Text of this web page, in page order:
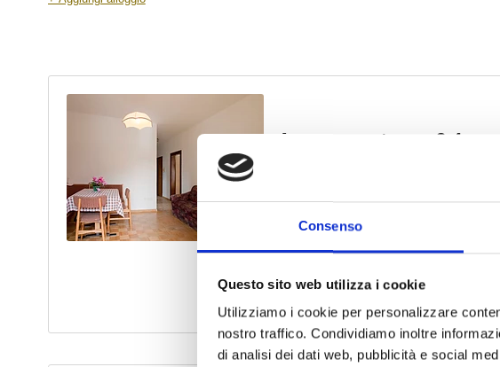
Consenso
Questo sito web utilizza i cookie
Utilizziamo i cookie per personalizzare
nostro traffico. Condividiamo inoltre
di analisi dei dati web, pubblicità e social